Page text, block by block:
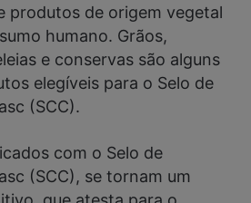
produtos de origem vegetal
humano. Grãos,
e conservas são alguns
elegíveis para o Selo de
(SCC).
com o Selo de
(SCC), se tornam um